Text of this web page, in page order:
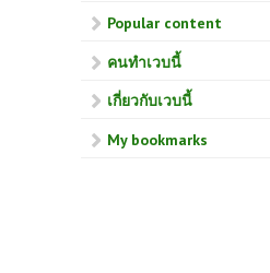
Popular content
คนทำเวบนี้
เกี่ยวกับเวบนี้
My bookmarks